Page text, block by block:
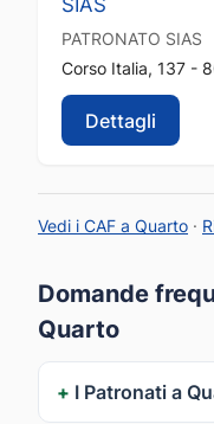
PATRONATO SIAS
Corso Italia, 137 -
Dettagli
Vedi i CAF a Quarto ·
Domande
Quarto
I Patronati a